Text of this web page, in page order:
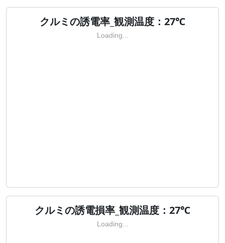
クルミの誘電率_観測温度：27℃
Loading...
クルミの誘電損率_観測温度：27℃
Loading...